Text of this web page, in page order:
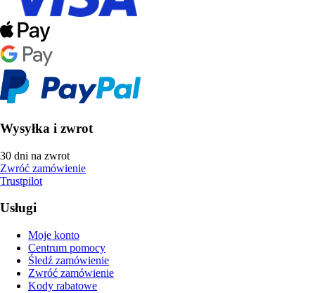
Wysyłka i zwrot
30 dni na zwrot
Zwróć zamówienie
Trustpilot
Usługi
Moje konto
Centrum pomocy
Śledź zamówienie
Zwróć zamówienie
Kody rabatowe